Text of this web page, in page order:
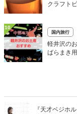
クラフト
10
国内旅行
軽井沢の
ばらまき
『天才ベジホ